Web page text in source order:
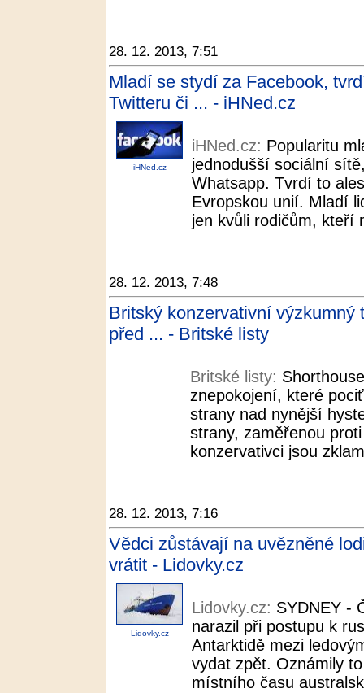
28. 12. 2013, 7:51
Mladí se stydí za Facebook,
Twitteru či ... - iHNed.cz
iHNed.cz
iHNed.cz: Popularitu
jednodušší sociální
Whatsapp. Tvrdí to
Evropskou unií. Mladí
jen kvůli rodičům, kteří
28. 12. 2013, 7:48
Britský konzervativní výzkumný
před ... - Britské listy
Britské listy:
znepokojení, které
strany nad nynější
strany, zaměřenou
konzervativci jsou
28. 12. 2013, 7:16
Vědci zůstávají na uvězněné
vrátit - Lidovky.cz
Lidovky.cz
Lidovky.cz: SYDNEY -
narazil při postupu k
Antarktidě mezi
vydat zpět. Oznámily
místního času